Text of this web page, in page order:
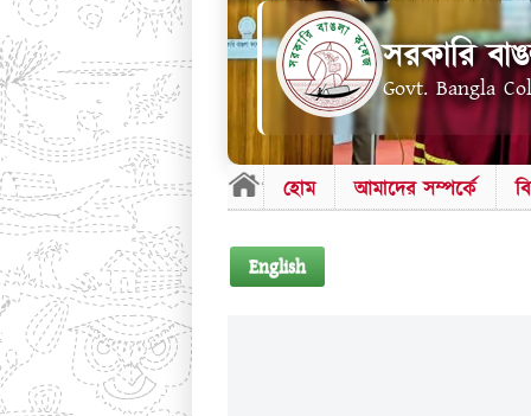
সরকারি
Govt. Bangla
হোম আমাদের সম্পর্কে
English